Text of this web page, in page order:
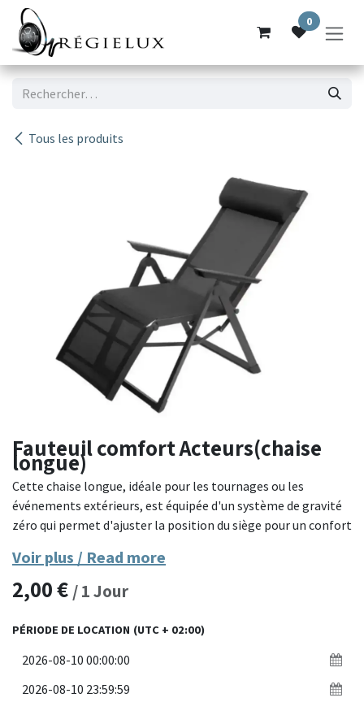
Se rendre au contenu
0
Tous les produits
Fauteuil comfort Acteurs(chaise
longue)
Cette chaise longue, idéale pour les tournages ou les
événements extérieurs, est équipée d'un système de gravité
zéro qui permet d'ajuster la position du siège pour un confort
une durabilité, tandis que le tissu en toile noire est à la fois
respirant et résistant aux intempéries. Les accoudoirs larges
et le repose-tête rembourré assurent une position détendue
lors des pauses ou des temps d'attente prolongés.
Matériaux : Acier tubulaire et toile résistante.
Fonctionnalité : Système de gravité zéro pour ajustement de
Voir plus / Read more
2,00€ /1Jour
PÉRIODE DE LOCATION (UTC + 02:00)